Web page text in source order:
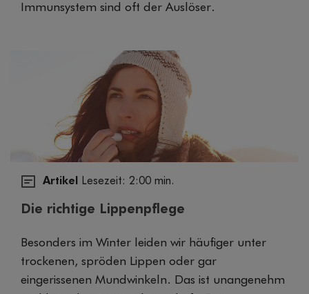
Immunsystem sind oft der Auslöser.
Artikel Lesezeit: 2:00 min.
Die richtige Lippenpflege
Besonders im Winter leiden wir häufiger unter
trockenen, spröden Lippen oder gar
eingerissenen Mundwinkeln. Das ist unangenehm